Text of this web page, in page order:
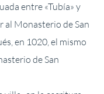
entre «Tubía» y
al Monasterio de San
en 1020, el mismo
de San